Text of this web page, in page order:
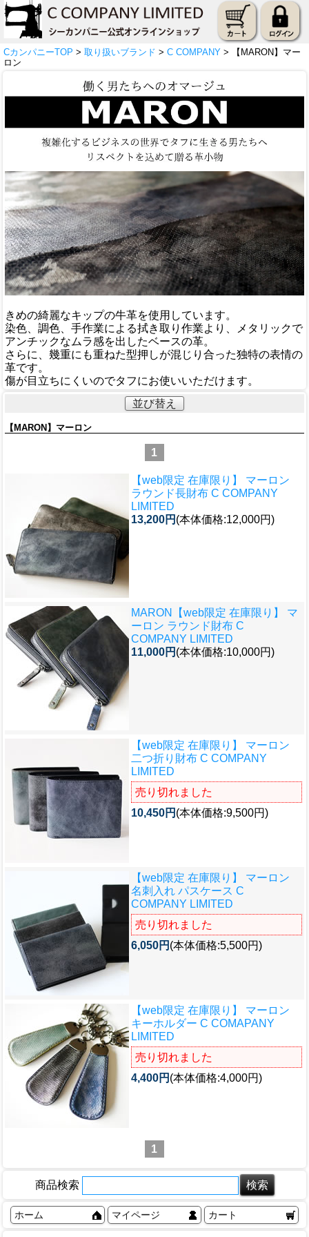
CカンパニーTOP > 取り扱いブランド > C COMPANY > 【MARON】マー
ロン
きめの綺麗なキップの牛革を使用しています。
染色、調色、手作業による拭き取り作業より、メタリックで
アンチックなムラ感を出したベースの革。
さらに、幾重にも重ねた型押しが混じり合った独特の表情の
革です。
傷が目立ちにくいのでタフにお使いいただけます。
並び替え
【MARON】マーロン
1
【web限定 在庫限り】 マーロン
ラウンド長財布 C COMPANY
LIMITED
13,200円 (本体価格:12,000円)
MARON
【web限定 在庫限り】 マ
ーロン ラウンド財布 C
COMPANY LIMITED
11,000円 (本体価格:10,000円)
【web限定 在庫限り】 マーロン
二つ折り財布 C COMPANY
LIMITED
売り切れました
10,450円 (本体価格:9,500円)
【web限定 在庫限り】 マーロン
名刺入れ パスケース C
COMPANY LIMITED
売り切れました
6,050円 (本体価格:5,500円)
【web限定 在庫限り】 マーロン
キーホルダー C COMAPANY
LIMITED
売り切れました
4,400円 (本体価格:4,000円)
1
商品検索
ホーム マイページ カート